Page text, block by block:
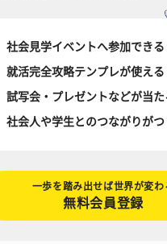
社会見学イベントへ参加できる
就活完全攻略テンプレが使える
試写会・プレゼントなどが当た
社会人や学生とのつながりがつ
一歩を踏み出せば世界が変わ
無料会員登録